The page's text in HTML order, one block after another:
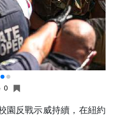
0
園反戰示威持續，在紐約